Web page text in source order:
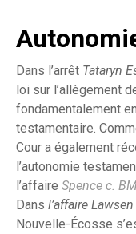
Dans l’arrêt Tataryn
loi sur l’allègement
fondamentalement
testamentaire.
Cour a également
l’autonomie
l’affaire Spence c.
Dans l’affaire
Nouvelle-Écosse